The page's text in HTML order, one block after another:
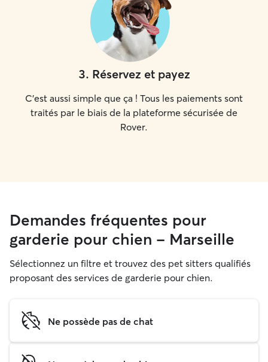
3. Réservez et payez
C'est aussi simple que ça ! Tous les paiements sont
traités par le biais de la plateforme sécurisée de
Rover.
Demandes fréquentes pour
garderie pour chien - Marseille
Sélectionnez un filtre et trouvez des pet sitters qualifiés
proposant des services de garderie pour chien.
Ne possède pas de chat